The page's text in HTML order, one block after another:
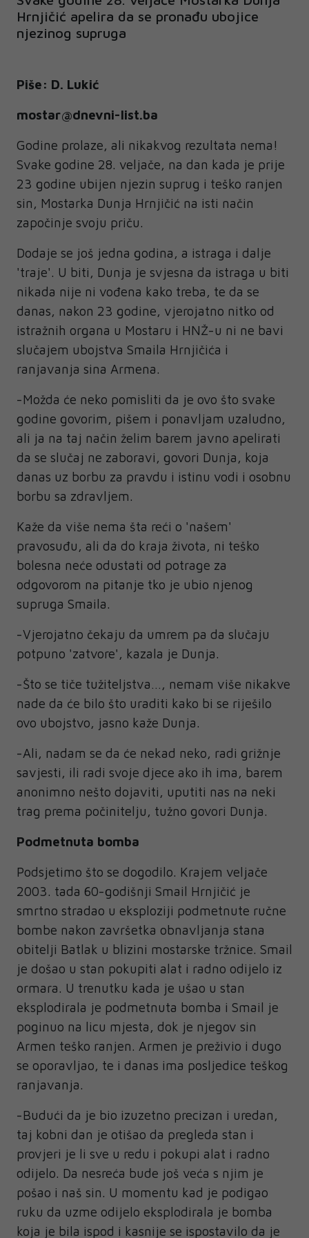
Hrnjičić apelira da se pronađu ubojice
njezinog supruga
Piše: D. Lukić
mostar@dnevni-list.ba
Godine prolaze, ali nikakvog rezultata nema!
Svake godine 28. veljače, na dan kada je prije
23 godine ubijen njezin suprug i teško ranjen
sin, Mostarka Dunja Hrnjičić na isti način
započinje svoju priču.
Dodaje se još jedna godina, a istraga i dalje
'traje'. U biti, Dunja je svjesna da istraga u biti
nikada nije ni vođena kako treba, te da se
danas, nakon 23 godine, vjerojatno nitko od
istražnih organa u Mostaru i HNŽ-u ni ne bavi
slučajem ubojstva Smaila Hrnjičića i
ranjavanja sina Armena.
-Možda će neko pomisliti da je ovo što svake
godine govorim, pišem i ponavljam uzaludno,
ali ja na taj način želim barem javno apelirati
da se slučaj ne zaboravi, govori Dunja, koja
danas uz borbu za pravdu i istinu vodi i osobnu
borbu sa zdravljem.
Kaže da više nema šta reći o 'našem'
pravosuđu, ali da do kraja života, ni teško
bolesna neće odustati od potrage za
odgovorom na pitanje tko je ubio njenog
supruga Smaila.
-Vjerojatno čekaju da umrem pa da slučaju
potpuno 'zatvore', kazala je Dunja.
-Što se tiče tužiteljstva…, nemam više nikakve
nade da će bilo što uraditi kako bi se riješilo
ovo ubojstvo, jasno kaže Dunja.
-Ali, nadam se da će nekad neko, radi grižnje
savjesti, ili radi svoje djece ako ih ima, barem
anonimno nešto dojaviti, uputiti nas na neki
trag prema počinitelju, tužno govori Dunja.
Podmetnuta bomba
Podsjetimo što se dogodilo. Krajem veljače
2003. tada 60-godišnji Smail Hrnjičić je
smrtno stradao u eksploziji podmetnute ručne
bombe nakon završetka obnavljanja stana
obitelji Batlak u blizini mostarske tržnice. Smail
je došao u stan pokupiti alat i radno odijelo iz
ormara. U trenutku kada je ušao u stan
eksplodirala je podmetnuta bomba i Smail je
poginuo na licu mjesta, dok je njegov sin
Armen teško ranjen. Armen je preživio i dugo
se oporavljao, te i danas ima posljedice teškog
ranjavanja.
-Budući da je bio izuzetno precizan i uredan,
taj kobni dan je otišao da pregleda stan i
provjeri je li sve u redu i pokupi alat i radno
odijelo. Da nesreća bude još veća s njim je
pošao i naš sin. U momentu kad je podigao
ruku da uzme odijelo eksplodirala je bomba
koja je bila ispod i kasnije se ispostavilo da je